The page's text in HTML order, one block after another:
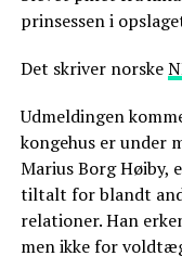
prinsessen i
Det skriver norske
Udmeldingen
kongehus er under
Marius Borg Høiby,
tiltalt for blandt
relationer. Han
men ikke for